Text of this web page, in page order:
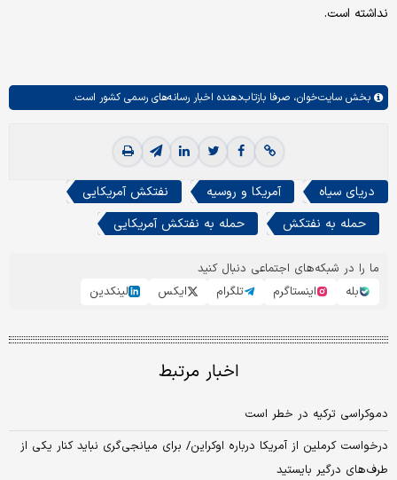
نداشته است.
بخش سایت‌خوان، صرفا بازتاب‌دهنده اخبار رسانه‌های رسمی کشور است.
دریای سیاه آمریکا و روسیه
نفتکش آمریکایی
حمله به نفتکش
حمله به نفتکش آمریکایی
ما را در شبکه‌های اجتماعی دنبال کنید
بله
اینستاگرم تلگرام ایکس لینکدین
اخبار مرتبط
دموکراسی ترکیه در خطر است
درخواست کرملین از آمریکا درباره اوکراین/ برای میانجی‌گری نباید کنار یکی از
طرف‌های درگیر بایستید